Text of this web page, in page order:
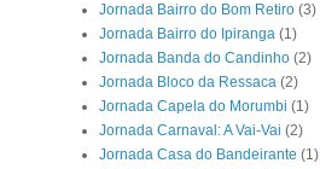
Jornada Bairro do Bom Retiro (3)
Jornada Bairro do Ipiranga (1)
Jornada Banda do Candinho (2)
Jornada Bloco da Ressaca (2)
Jornada Capela do Morumbi (1)
Jornada Carnaval: A Vai-Vai (2)
Jornada Casa do Bandeirante (1)